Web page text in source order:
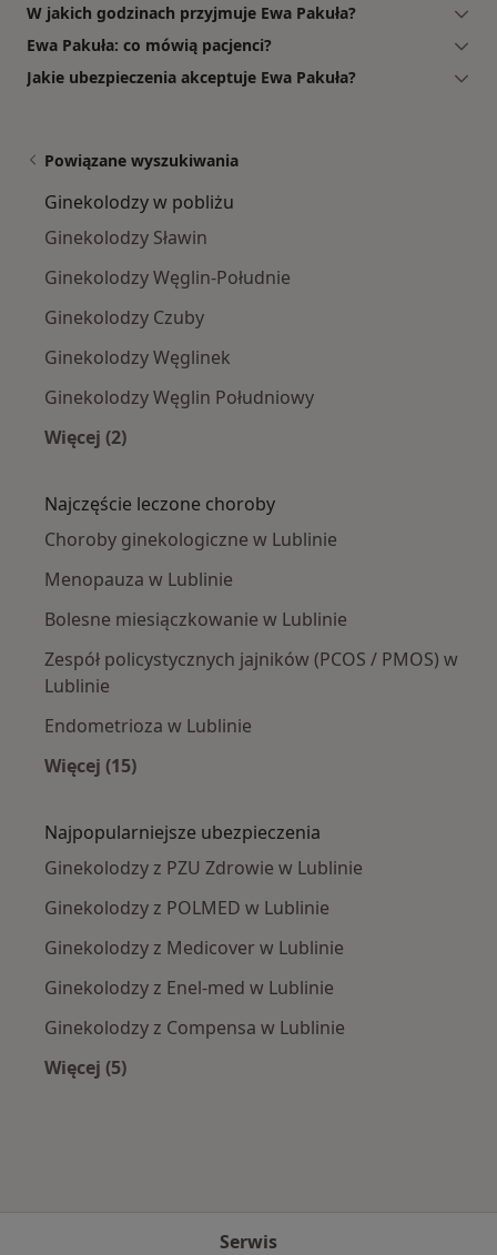
W jakich godzinach przyjmuje Ewa Pakuła?
Ewa Pakuła: co mówią pacjenci?
Jakie ubezpieczenia akceptuje Ewa Pakuła?
Powiązane wyszukiwania
Ginekolodzy w pobliżu
Ginekolodzy Sławin
Ginekolodzy Węglin-Południe
Ginekolodzy Czuby
Ginekolodzy Węglinek
Ginekolodzy Węglin Południowy
Więcej (2)
Najczęście leczone choroby
Choroby ginekologiczne w Lublinie
Menopauza w Lublinie
Bolesne miesiączkowanie w Lublinie
Zespół policystycznych jajników (PCOS / PMOS) w
Lublinie
Endometrioza w Lublinie
Więcej (15)
Najpopularniejsze ubezpieczenia
Ginekolodzy z PZU Zdrowie w Lublinie
Ginekolodzy z POLMED w Lublinie
Ginekolodzy z Medicover w Lublinie
Ginekolodzy z Enel-med w Lublinie
Ginekolodzy z Compensa w Lublinie
Więcej (5)
Serwis